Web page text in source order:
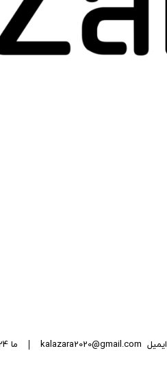
ایمیل kalazara2020@gmail.com ما 24 ساعته 7 روز هفته پاسخگوی شما هستیم.